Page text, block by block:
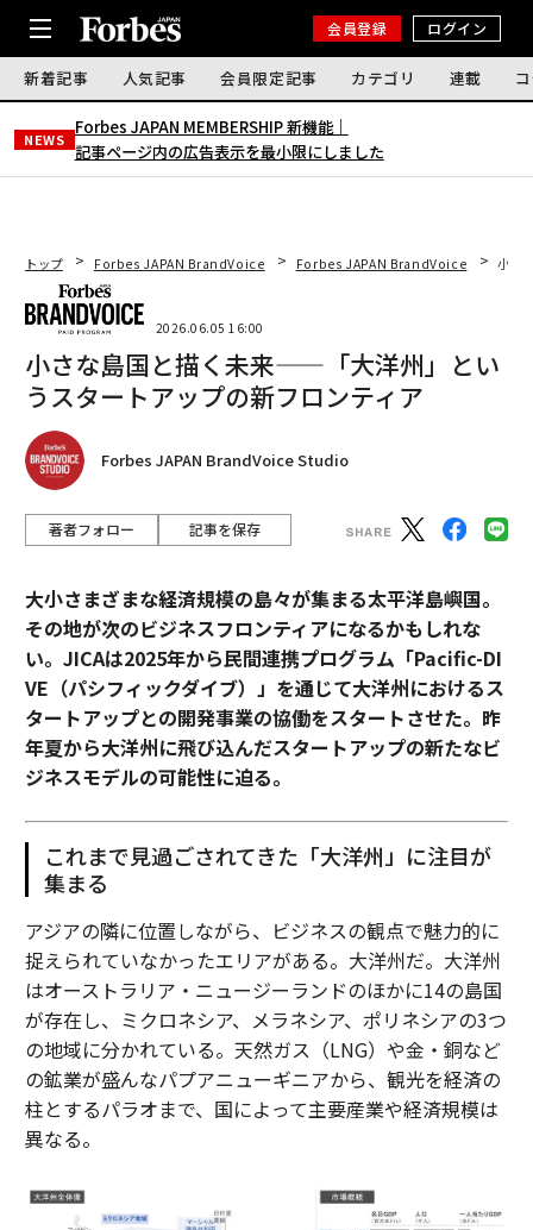
会員登録 ログイン
新着記事 人気記事 会員限定記事 カテゴリ 連載
NEWS
Forbes JAPAN MEMBERSHIP 新機能｜
記事ページ内の広告表示を最小限にしました
トップ Forbes JAPAN BrandVoice Forbes JAPAN BrandVoice 小さ
2026.06.05 16:00
小さな島国と描く未来——「大洋州」とい
うスタートアップの新フロンティア
Forbes JAPAN BrandVoice Studio
著者フォロー 記事を保存
大小さまざまな経済規模の島々が集まる太平洋島嶼国。
その地が次のビジネスフロンティアになるかもしれな
い。JICAは2025年から民間連携プログラム「Pacific-DI
VE（パシフィックダイブ）」を通じて大洋州におけるス
タートアップとの開発事業の協働をスタートさせた。昨
年夏から大洋州に飛び込んだスタートアップの新たなビ
ジネスモデルの可能性に迫る。
これまで見過ごされてきた「大洋州」に注目が
集まる
アジアの隣に位置しながら、ビジネスの観点で魅力的に
捉えられていなかったエリアがある。大洋州だ。大洋州
はオーストラリア・ニュージーランドのほかに14の島国
が存在し、ミクロネシア、メラネシア、ポリネシアの3つ
の地域に分かれている。天然ガス（LNG）や金・銅など
の鉱業が盛んなパプアニューギニアから、観光を経済の
柱とするパラオまで、国によって主要産業や経済規模は
異なる。